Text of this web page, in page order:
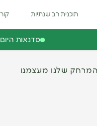
תוכנית רב שנתיות
סדנאות היום
שלנו מעצמנו